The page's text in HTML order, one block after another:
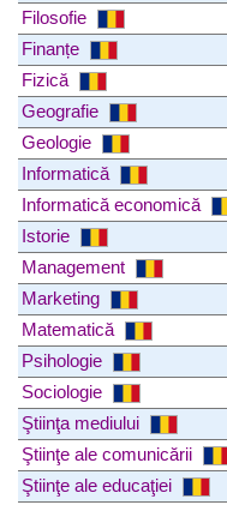
Filosofie
Finanțe
Fizică
Geografie
Geologie
Informatică
Informatică economică
Istorie
Management
Marketing
Matematică
Psihologie
Sociologie
Ştiinţa mediului
Ştiinţe ale comunicării
Ştiinţe ale educaţiei